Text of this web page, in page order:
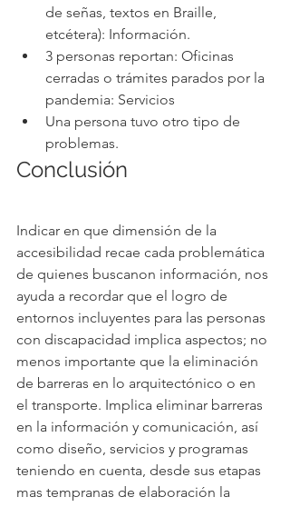
de señas, textos en Braille,
etcétera): Información.
3 personas reportan: Oficinas
cerradas o trámites parados por la
pandemia: Servicios
Una persona tuvo otro tipo de
problemas.
Conclusión
Indicar en que dimensión de la
accesibilidad recae cada problemática
de quienes buscanon información, nos
ayuda a recordar que el logro de
entornos incluyentes para las personas
con discapacidad implica aspectos; no
menos importante que la eliminación
de barreras en lo arquitectónico o en
el transporte. Implica eliminar barreras
en la información y comunicación, así
como diseño, servicios y programas
teniendo en cuenta, desde sus etapas
mas tempranas de elaboración la